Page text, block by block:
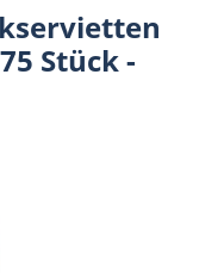
Stück -